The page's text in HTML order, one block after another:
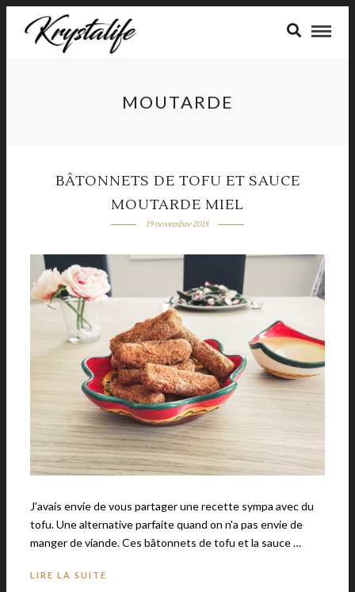
MOUTARDE
BÂTONNETS DE TOFU ET SAUCE
MOUTARDE MIEL
19 novembre 2018
J'avais envie de vous partager une recette sympa avec du
tofu. Une alternative parfaite quand on n'a pas envie de
manger de viande. Ces bâtonnets de tofu et la sauce …
LIRE LA SUITE